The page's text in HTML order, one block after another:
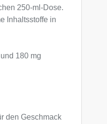
250-ml-Dose.
Inhaltsstoffe in
180 mg
den Geschmack